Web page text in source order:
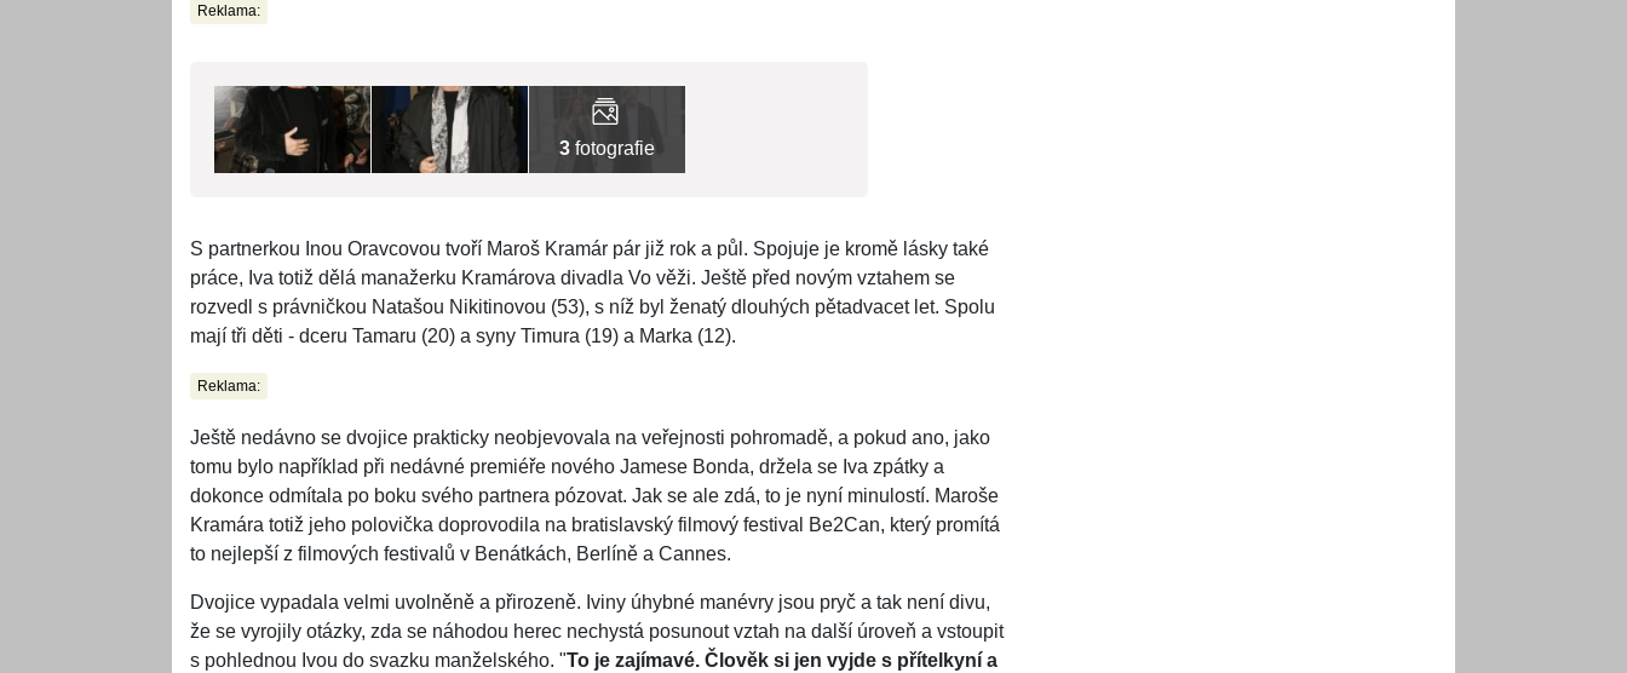
Reklama:
3 fotografie
S partnerkou Inou Oravcovou tvoří Maroš Kramár pár již rok a půl. Spojuje je kromě lásky také
práce, Iva totiž dělá manažerku Kramárova divadla Vo věži. Ještě před novým vztahem se
rozvedl s právničkou Natašou Nikitinovou (53), s níž byl ženatý dlouhých pětadvacet let. Spolu
mají tři děti - dceru Tamaru (20) a syny Timura (19) a Marka (12).
Reklama:
Ještě nedávno se dvojice prakticky neobjevovala na veřejnosti pohromadě, a pokud ano, jako
tomu bylo například při nedávné premiéře nového Jamese Bonda, držela se Iva zpátky a
dokonce odmítala po boku svého partnera pózovat. Jak se ale zdá, to je nyní minulostí. Maroše
Kramára totiž jeho polovička doprovodila na bratislavský filmový festival Be2Can, který promítá
to nejlepší z filmových festivalů v Benátkách, Berlíně a Cannes.
Dvojice vypadala velmi uvolněně a přirozeně. Iviny úhybné manévry jsou pryč a tak není divu,
že se vyrojily otázky, zda se náhodou herec nechystá posunout vztah na další úroveň a vstoupit
s pohlednou Ivou do svazku manželského. "To je zajímavé. Člověk si jen vyjde s přítelkyní a